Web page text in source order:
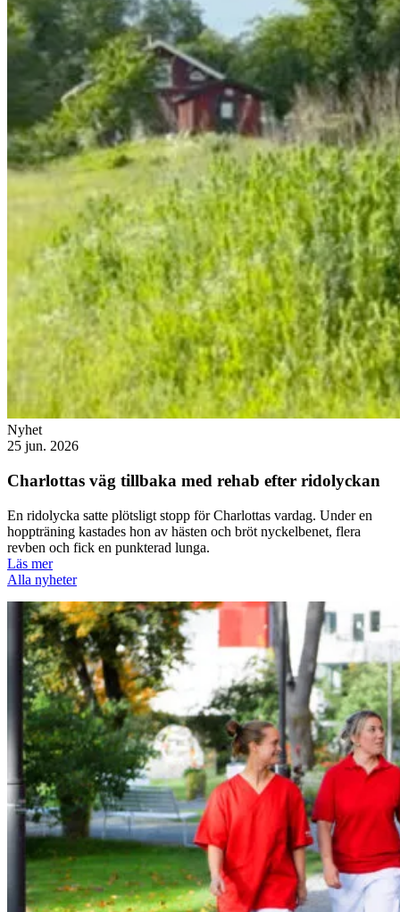
Nyhet
25 jun. 2026
Charlottas väg tillbaka med rehab efter ridolyckan
En ridolycka satte plötsligt stopp för Charlottas vardag. Under en
hoppträning kastades hon av hästen och bröt nyckelbenet, flera
revben och fick en punkterad lunga.
Läs mer
Alla nyheter